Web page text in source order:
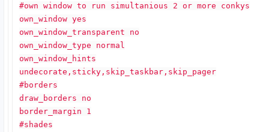
#own window to run simultanious 2 or more conkys
own_window yes
own_window_transparent no
own_window_type normal
own_window_hints
undecorate,sticky,skip_taskbar,skip_pager
#borders
draw_borders no
border_margin 1
#shades